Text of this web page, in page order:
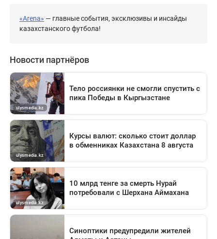
«Arena» — главные события, эксклюзивы и инсайды
казахстанского футбола!